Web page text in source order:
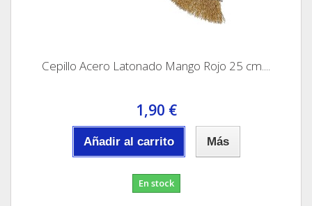
Cepillo Acero Latonado Mango Rojo 25 cm....
1,90 €
Añadir al carrito Más
En stock